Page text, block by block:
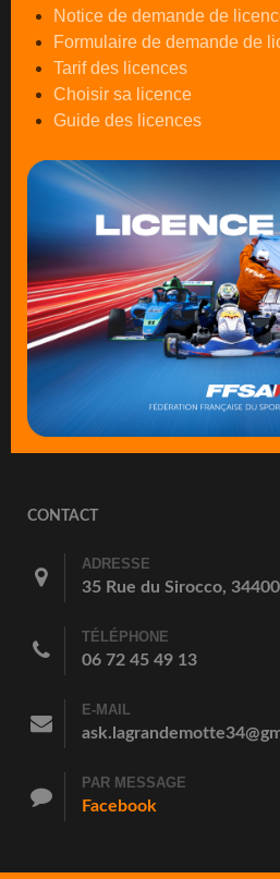
Notice de demande de
Formulaire de demande de
Tarif des licences
Choisir sa licence
Guide des licences
CONTACT
ADRESSE
35 Rue du Sirocco,
TÉLÉPHONE
06 72 45 49 13
E-MAIL
PAR MESSAGE
Facebook